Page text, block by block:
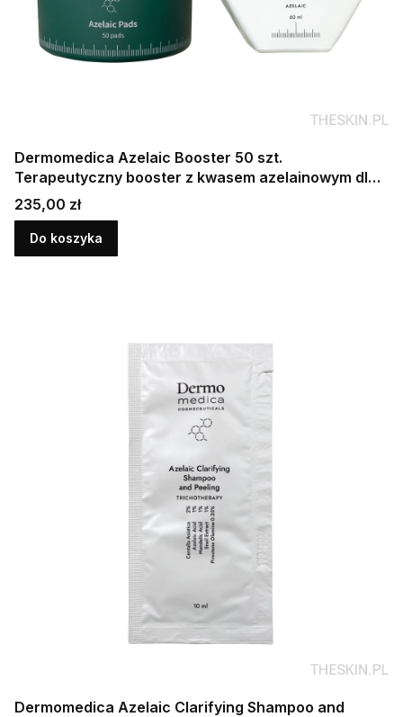
Dermomedica Azelaic Booster 50 szt.
Terapeutyczny booster z kwasem azelainowym dla
skóry problematycznej
Cena
235,00 zł
Do koszyka
Dermomedica Azelaic Clarifying Shampoo and